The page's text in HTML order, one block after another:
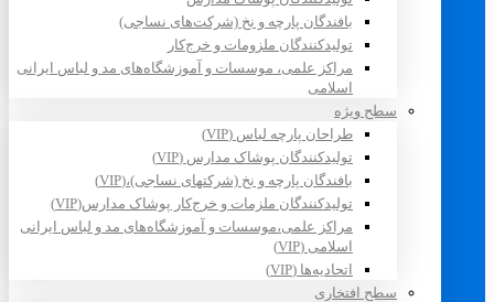
بافندگان پارچه و نخ (شرکت‌های نساجی)
تولیدکنندگان ملزومات و خرج‌کار
مراکز علمی، موسسات و آموزشگاه‌های مد و لباس ایرانی
اسلامی
سطح ویژه
طراحان پارچه لباس (VIP)
تولیدکنندگان پوشاک مدارس (VIP)
بافندگان پارچه و نخ (شرکتهای نساجی)،(VIP)
تولیدکنندگان ملزمات و خرج‌کار پوشاک مدارس(VIP)
مراکز علمی،موسسات و آموزشگاه‌های مد و لباس ایرانی
اسلامی (VIP)
اتحادیه‌ها (VIP)
سطح افتخاری